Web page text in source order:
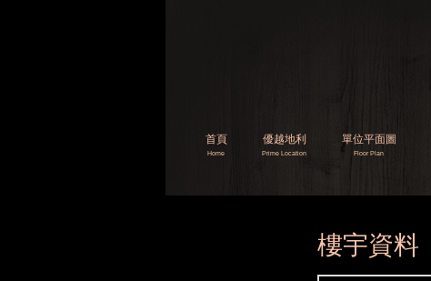
樓宇資料
​​Floor Plan
Home Prime Location
首頁 優越地利 單位平面圖